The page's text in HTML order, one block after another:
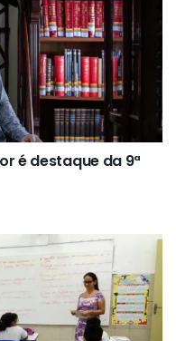
é destaque da 9ª